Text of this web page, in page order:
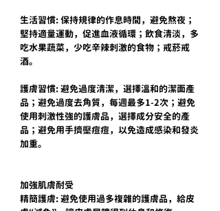
生活習慣: 保持規律的作息時間，避免熬夜；
堅持適量運動，促進血液循環；飲食清淡，多
吃水果蔬菜，少吃辛辣刺激的食物；戒菸戒
酒。
護膚習慣: 避免過度清潔，選擇溫和的潔面產
品；避免過度去角質，每週最多1-2次；避免
使用刺激性強的護膚品，選擇成分安全的產
品；避免用手擠壓痘痘，以免造成感染和發炎
加重。
加強肌膚耐受
精簡護膚: 避免使用過多複雜的護膚品，給皮